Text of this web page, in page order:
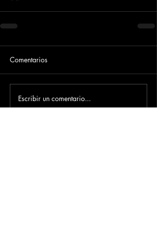
Comentarios
Escribir un comentario...